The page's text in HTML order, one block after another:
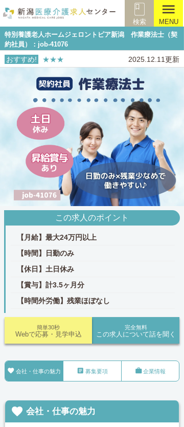
検索
menu
MENU
特別養護老人ホームジェロントピア新潟 作業療法士（契
約社員）：job-41076
おすすめ! ★★★ 2025.12.11更新
この求人のポイント
【月給】最大24万円以上
【時間】日勤のみ
【休日】土日休み
【賞与】計3.5ヶ月分
【時間外労働】残業ほぼなし
完全無料
この求人について話を聞く
簡単30秒
Webで応募・見学申込
 会社・仕事の魅力  募集要項 企業情報
 会社・仕事の魅力